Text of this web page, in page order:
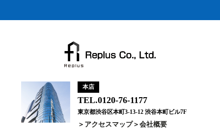
本店
TEL.0120-76-1177
東京都渋谷区本町3-13-12 渋谷本町ビル7F
アクセスマップ 会社概要